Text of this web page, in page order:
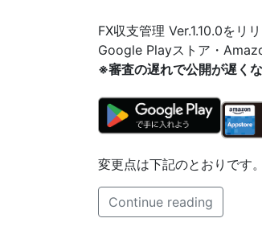
FX収支管理 Ver.1.10.0をリ
Google Playストア・
※審査の遅れで公開が遅く
変更点は下記のとおりです。
Continue reading